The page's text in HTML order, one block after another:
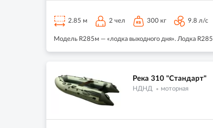
2.85 м 2 чел 300 кг 9.8 л/с
Модель R285м — «лодка выходного дня». Лодка
Река 310 "Стандарт"
НДНД моторная